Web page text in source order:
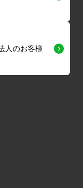
人のお客様